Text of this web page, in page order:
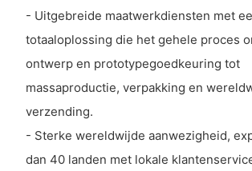
- Uitgebreide maatwerkdiensten met
totaaloplossing die het gehele proces
ontwerp en prototypegoedkeuring tot
massaproductie, verpakking en
verzending.
- Sterke wereldwijde aanwezigheid,
dan 40 landen met lokale